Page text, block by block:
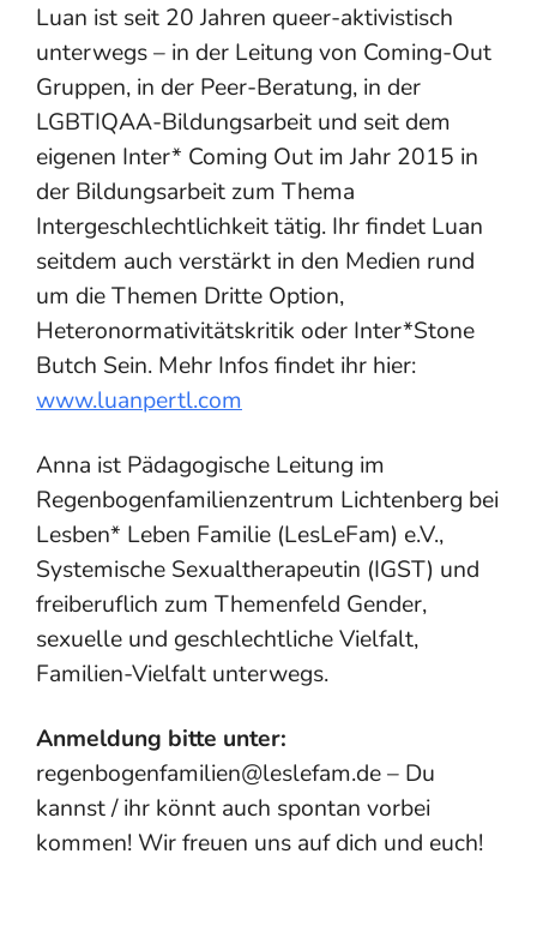
Luan ist seit 20 Jahren queer-aktivistisch
unterwegs – in der Leitung von Coming-Out
Gruppen, in der Peer-Beratung, in der
LGBTIQAA-Bildungsarbeit und seit dem
eigenen Inter* Coming Out im Jahr 2015 in
der Bildungsarbeit zum Thema
Intergeschlechtlichkeit tätig. Ihr findet Luan
seitdem auch verstärkt in den Medien rund
um die Themen Dritte Option,
Heteronormativitätskritik oder Inter*Stone
Butch Sein. Mehr Infos findet ihr hier:
www.luanpertl.com
Anna ist Pädagogische Leitung im
Regenbogenfamilienzentrum Lichtenberg bei
Lesben* Leben Familie (LesLeFam) e.V.,
Systemische Sexualtherapeutin (IGST) und
freiberuflich zum Themenfeld Gender,
sexuelle und geschlechtliche Vielfalt,
Familien-Vielfalt unterwegs.
Anmeldung bitte unter:
regenbogenfamilien@leslefam.de – Du
kannst / ihr könnt auch spontan vorbei
kommen! Wir freuen uns auf dich und euch!